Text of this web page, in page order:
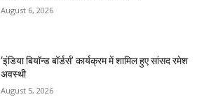
August 6, 2026
‘इंडिया बियॉन्ड बॉर्डर्स’ कार्यक्रम में शामिल हुए सांसद रमेश
अवस्थी
August 5, 2026